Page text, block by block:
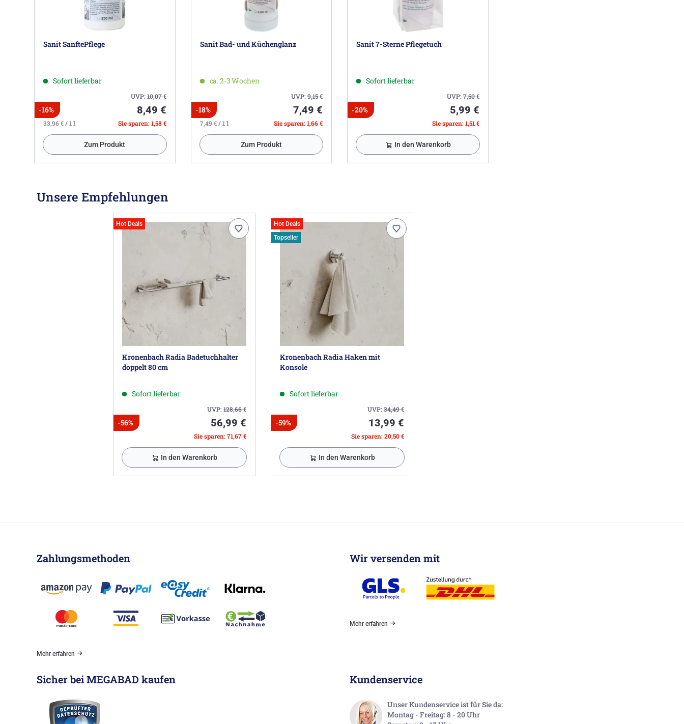
Sanit SanftePflege
Sofort lieferbar
UVP:10,07€
-16% 8,49 €
33,96 € / 1 l Sie sparen: 1,58 €
Zum Produkt
Sanit Bad- und Küchenglanz
ca. 2-3 Wochen
UVP:9,15€
-18% 7,49 €
7,49 € / 1 l Sie sparen: 1,66 €
Zum Produkt
Sanit 7-Sterne Pflegetuch
Sofort lieferbar
UVP:7,50€
-20% 5,99 €
Sie sparen: 1,51 €
In den Warenkorb
Unsere Empfehlungen
Hot Deals
Kronenbach Radia Badetuchhalter
doppelt 80 cm
Sofort lieferbar
UVP:128,66€
-56% 56,99 €
Sie sparen: 71,67 €
In den Warenkorb
Hot Deals
Topseller
Kronenbach Radia Haken mit
Konsole
Sofort lieferbar
UVP:34,49€
-59% 13,99 €
Sie sparen: 20,50 €
In den Warenkorb
Zahlungsmethoden
Mehr erfahren
Wir versenden mit
Mehr erfahren
Sicher bei MEGABAD kaufen Kundenservice
Unser Kundenservice ist für Sie da:
Montag - Freitag: 8 - 20 Uhr